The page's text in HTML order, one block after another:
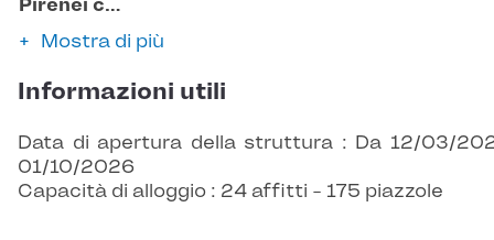
Pirenei c…
Mostra di più
Informazioni utili
Data di apertura della struttura : Da 12/03/
01/10/2026
Capacità di alloggio : 24 affitti - 175 piazzole